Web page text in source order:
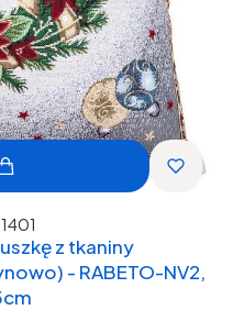
z tkaniny
- RABETO-NV2,